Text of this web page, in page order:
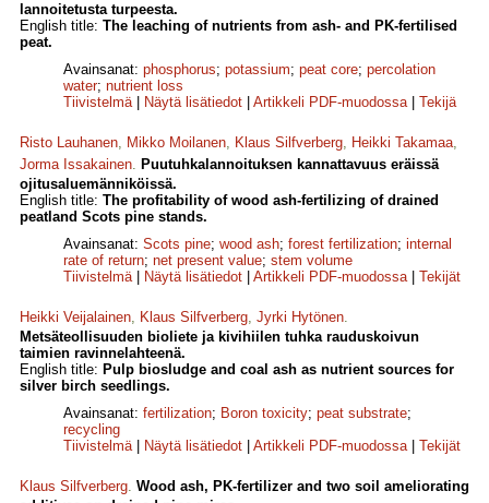
lannoitetusta turpeesta.
English title: The leaching of nutrients from ash- and PK-fertilised
peat.
Avainsanat: phosphorus; potassium; peat core; percolation
water; nutrient loss
Tiivistelmä| Näytä lisätiedot Artikkeli PDF-muodossa| Tekijä
Risto Lauhanen, Mikko Moilanen, Klaus Silfverberg, Heikki Takamaa,
Jorma Issakainen. Puutuhkalannoituksen kannattavuus eräissä
ojitusaluemänniköissä.
English title: The profitability of wood ash-fertilizing of drained
peatland Scots pine stands.
Avainsanat: Scots pine; wood ash; forest fertilization; internal
rate of return; net present value; stem volume
Tiivistelmä| Näytä lisätiedot Artikkeli PDF-muodossa| Tekijät
Heikki Veijalainen, Klaus Silfverberg, Jyrki Hytönen.
Metsäteollisuuden bioliete ja kivihiilen tuhka rauduskoivun
taimien ravinnelahteenä.
English title: Pulp biosludge and coal ash as nutrient sources for
silver birch seedlings.
Avainsanat: fertilization; Boron toxicity; peat substrate;
recycling
Tiivistelmä| Näytä lisätiedot Artikkeli PDF-muodossa| Tekijät
Klaus Silfverberg. Wood ash, PK-fertilizer and two soil ameliorating